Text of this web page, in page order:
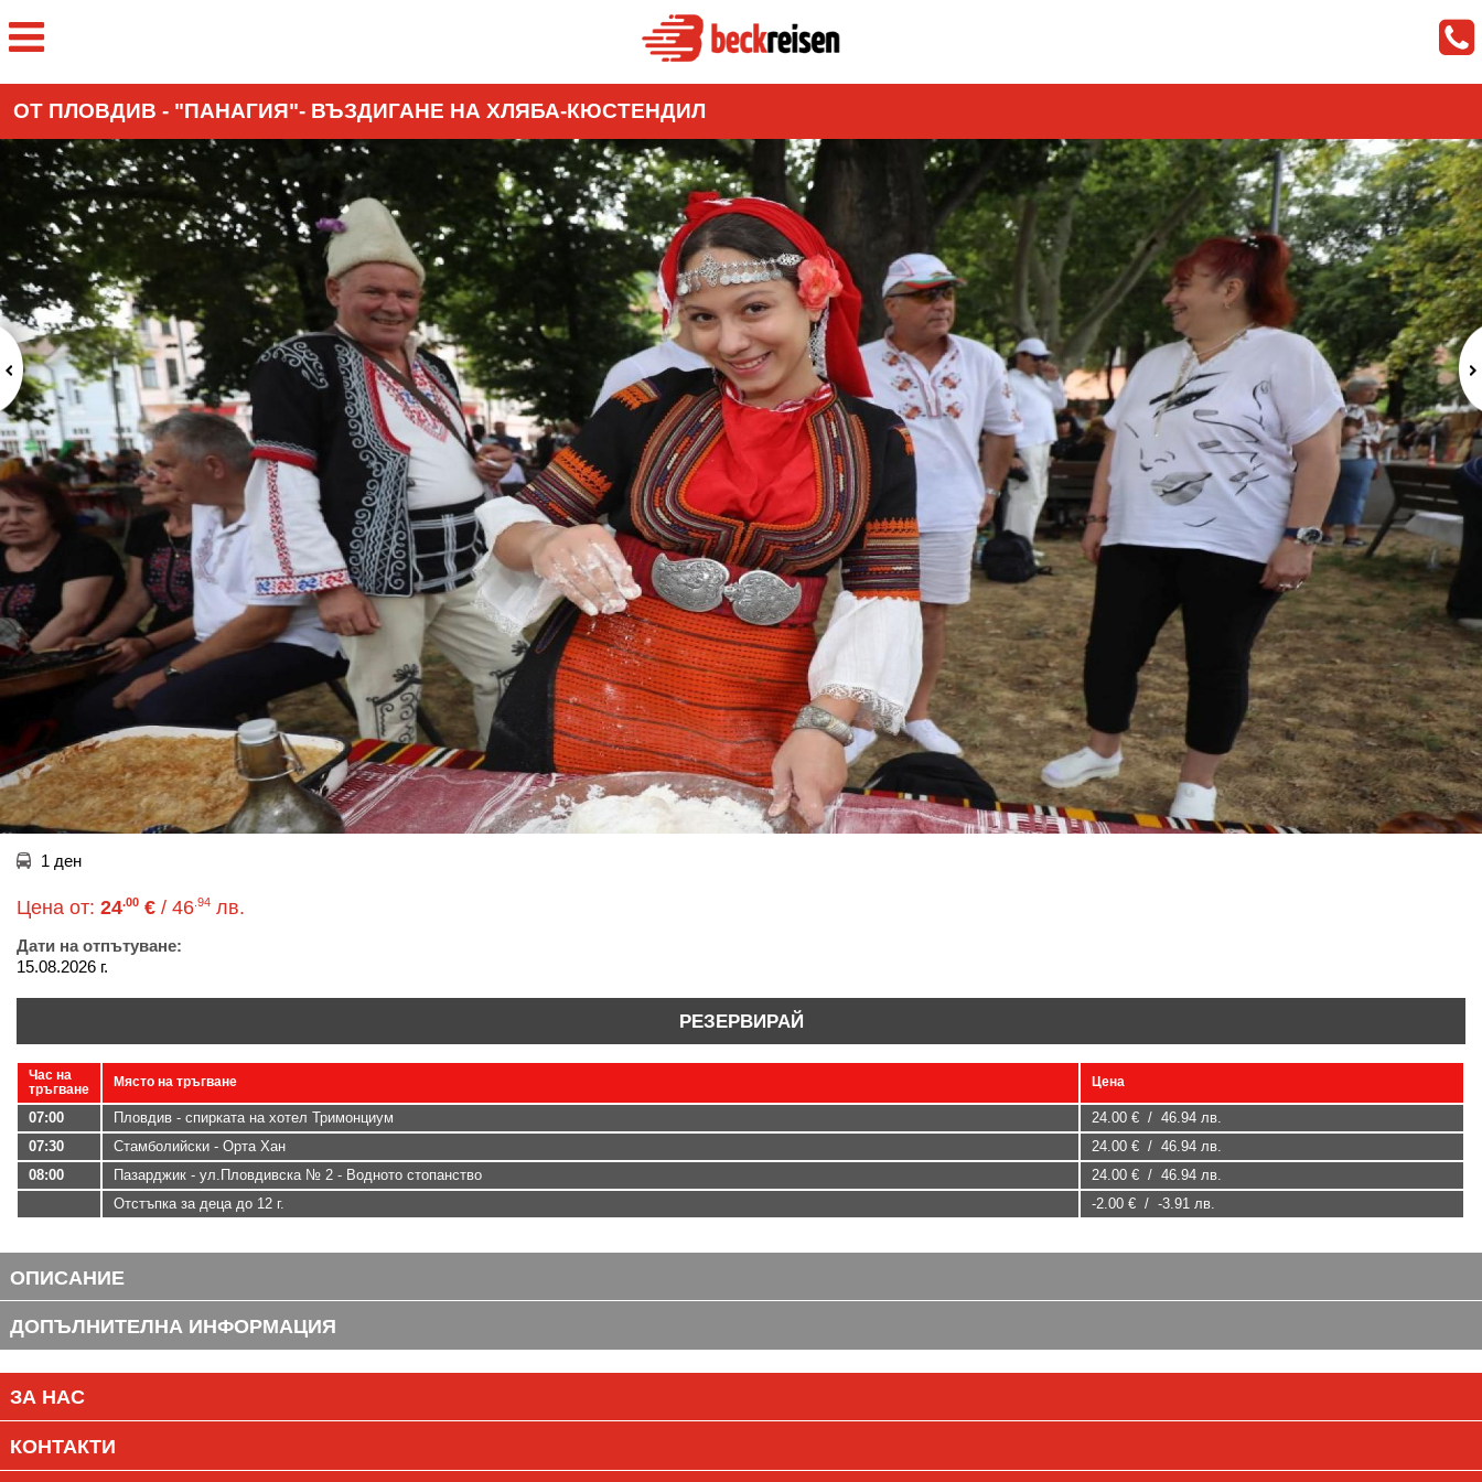
ОТ ПЛОВДИВ - "ПАНАГИЯ"- ВЪЗДИГАНЕ НА ХЛЯБА-КЮСТЕНДИЛ
1 ден
Цена от: 24.00 € / 46 .94 лв.
Дати на отпътуване:
15.08.2026 г.
РЕЗЕРВИРАЙ
Час на
тръгване
Място на тръгване Цена
07:00 Пловдив - спирката на хотел Тримонциум
24.00 € / 46.94 лв.
07:30
Стамболийски - Орта Хан
24.00 € / 46.94 лв.
08:00
Пазарджик - ул.Пловдивска № 2 - Водното стопанство
24.00 € / 46.94 лв.
Отстъпка за деца до 12 г.
-2.00 € / -3.91 лв.
ОПИСАНИЕ
ДОПЪЛНИТЕЛНА ИНФОРМАЦИЯ
ЗА НАС
КОНТАКТИ